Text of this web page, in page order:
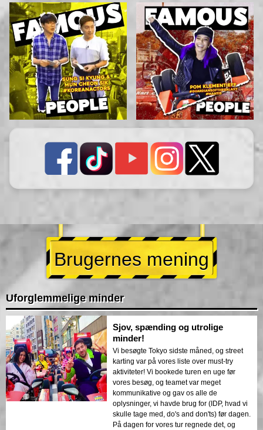
Brugernes mening
Uforglemmelige minder
Sjov, spænding og utrolige
minder!
Vi besøgte Tokyo sidste måned, og street
karting var på vores liste over must-try
aktiviteter! Vi bookede turen en uge før
vores besøg, og teamet var meget
kommunikative og gav os alle de
oplysninger, vi havde brug for (IDP, hvad vi
skulle tage med, do's and don'ts) før dagen.
På dagen for vores tur regnede det, og